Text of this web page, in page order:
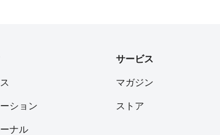
ション
ナル
サービス
マガジン
ストア